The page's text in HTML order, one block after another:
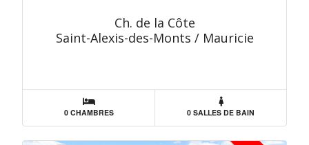
Ch. de la Côte
Saint-Alexis-des-Monts / Mauricie
0 CHAMBRES 0 SALLES DE BAIN